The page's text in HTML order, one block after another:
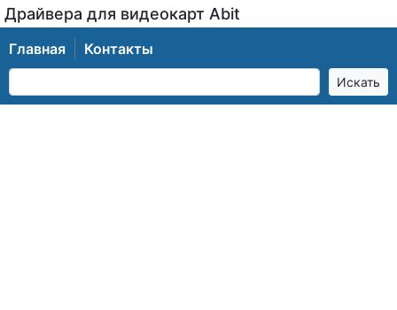
Драйвера для видеокарт Abit
Главная Контакты